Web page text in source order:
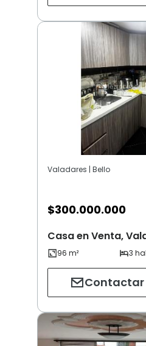
Valadares | Bello
$300.000.000
Casa en Venta,
Contactar